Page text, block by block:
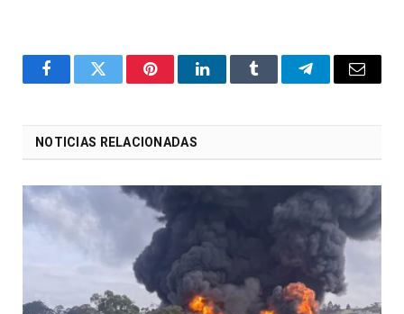
o
Twitter PinterestLinkedInTumblr Telegrama
E-
NOTICIAS RELACIONADAS